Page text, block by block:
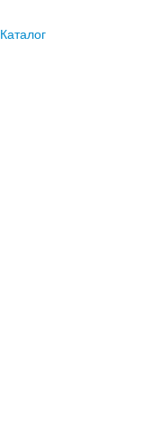
Каталог